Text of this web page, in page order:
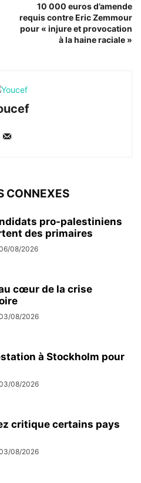
10 000 euros d’amende
requis contre Eric Zemmour
pour « injure et provocation
à la haine raciale »
CONNEXES
pro-palestiniens
des primaires
08/2026
cœur de la crise
08/2026
à Stockholm pour
08/2026
critique certains pays
08/2026